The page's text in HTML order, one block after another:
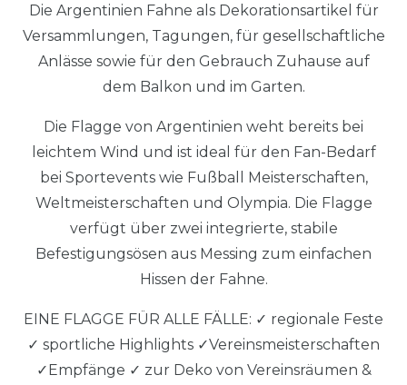
Die Argentinien Fahne als Dekorationsartikel für
Versammlungen, Tagungen, für gesellschaftliche
Anlässe sowie für den Gebrauch Zuhause auf
dem Balkon und im Garten.
Die Flagge von Argentinien weht bereits bei
leichtem Wind und ist ideal für den Fan-Bedarf
bei Sportevents wie Fußball Meisterschaften,
Weltmeisterschaften und Olympia. Die Flagge
verfügt über zwei integrierte, stabile
Befestigungsösen aus Messing zum einfachen
Hissen der Fahne.
EINE FLAGGE FÜR ALLE FÄLLE: ✓ regionale Feste
✓ sportliche Highlights ✓Vereinsmeisterschaften
✓Empfänge ✓ zur Deko von Vereinsräumen &